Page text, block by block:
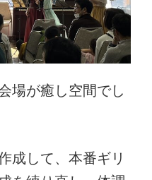
場が癒し空間でし
成して、本番ギリ